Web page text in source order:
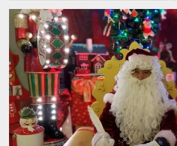
wordpress_test_cookie
Automattic
Inc.
.oooh.events